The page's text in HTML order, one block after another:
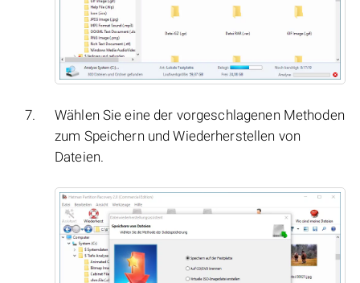
Wählen Sie eine der vorgeschlagenen Methoden
zum Speichern und Wiederherstellen von
Dateien.